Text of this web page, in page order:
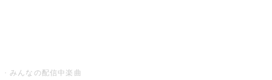
みんなの配信中楽曲